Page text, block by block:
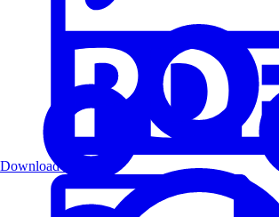
Download PDF